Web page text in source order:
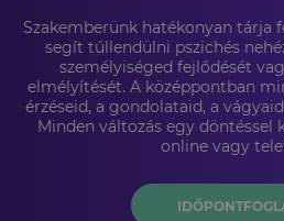
Szakemberünk hatékonyan tárja
segít túllendülni pszichés
személyiséged fejlődését
elmélyítését. A középpontban
érzéseid, a gondolataid, a
Minden változás egy döntéssel
online vagy